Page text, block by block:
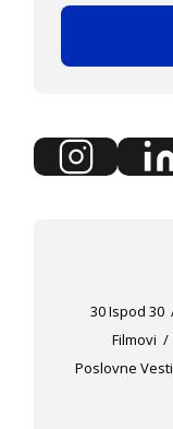
30 Ispod 30
Filmovi
Poslovne Vesti